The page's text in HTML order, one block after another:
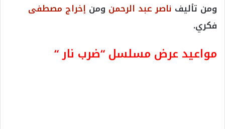
ومن تأليف ناصر عبد الرحمن ومن إخراج مصطفى
فكري.
مواعيد عرض مسلسل “ضرب نار “